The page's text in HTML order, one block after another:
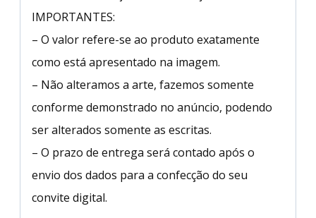
IMPORTANTES:
– O valor refere-se ao produto exatamente
como está apresentado na imagem.
– Não alteramos a arte, fazemos somente
conforme demonstrado no anúncio, podendo
ser alterados somente as escritas.
– O prazo de entrega será contado após o
envio dos dados para a confecção do seu
convite digital.